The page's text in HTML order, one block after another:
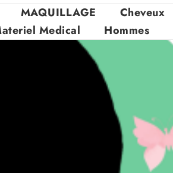
MAQUILLAGE Cheveux
Medical Hommes